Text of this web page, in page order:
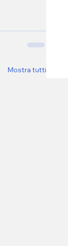
Mostra tutti